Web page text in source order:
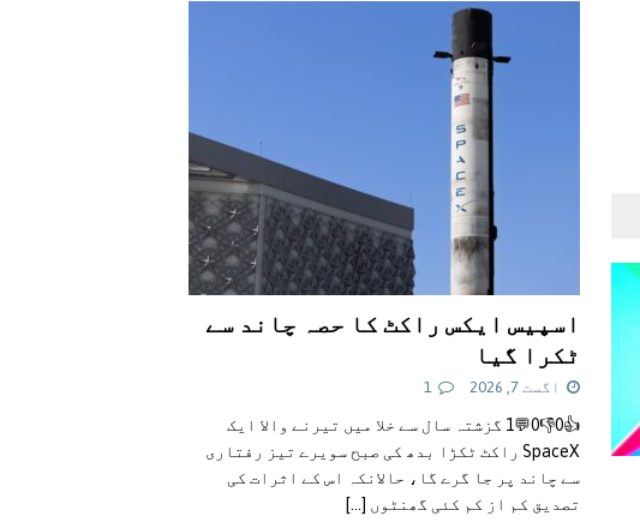
اسپیس ایکس راکٹ کا حصہ چاند سے
ٹکرا گیا
اگست 7, 2026 1
👍0👎0💬1 گزشتہ سال سے خلا میں تیرنے والا ایک
SpaceX راکٹ ٹکڑا بدھ کی صبح سویرے تیز رفتاری
سے چاند پر جا گرے گا، حالانکہ اس کے اثرات کی
تصدیق کم از کم کئی گھنٹوں [...]